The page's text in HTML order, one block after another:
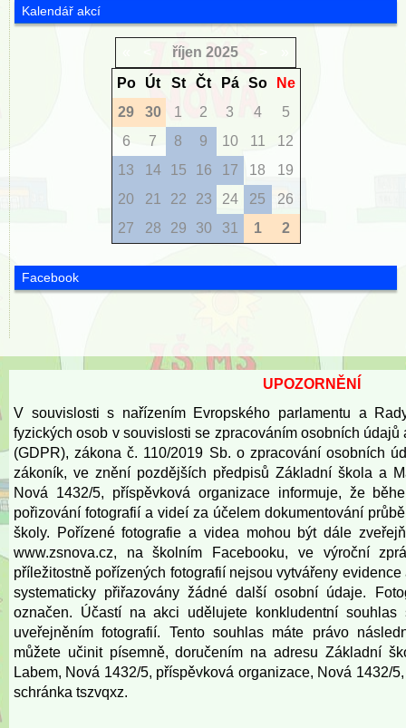
Kalendář akcí
říjen 2025
Po
Út St Čt Pá So
Ne
29
30 1 2 3 4
5
6
7 8 9 10 11
12
13
14 15 16 17 18
19
20
21 22 23 24 25
26
27
28 29 30 31 1 2
Facebook
UPOZORNĚNÍ
V souvislosti s nařízením Evropského parlamentu a
fyzických osob v souvislosti se zpracováním osobních
(GDPR), zákona č. 110/2019 Sb. o zpracování osobních
zákoník, ve znění pozdějších předpisů Základní škola a
Nová 1432/5, příspěvková organizace informuje, že
pořizování fotografií a videí za účelem dokumentování
školy. Pořízené fotografie a videa mohou být dále
www.zsnova.cz, na školním Facebooku, ve výroční
příležitostně pořízených fotografií nejsou vytvářeny
systematicky přiřazovány žádné další osobní údaje.
označen. Účastí na akci udělujete konkludentní souhlas
uveřejněním fotografií. Tento souhlas máte právo
můžete učinit písemně, doručením na adresu Základní
Labem, Nová 1432/5, příspěvková organizace, Nová 1432/
schránka tszvqxz.